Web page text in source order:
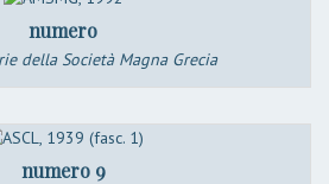
numero
della Società Magna Grecia
numero 9